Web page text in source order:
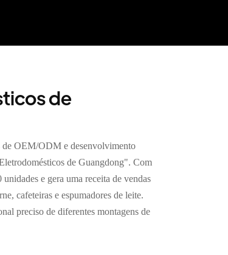
de
de OEM/ODM e desenvolvimento
de Guangdong". Com
e gera uma receita de vendas
cafeteiras e espumadores de leite.
preciso de diferentes montagens de